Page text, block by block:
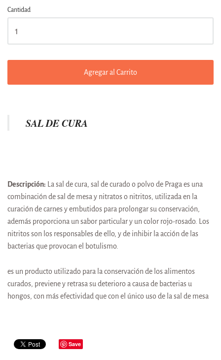
Cantidad
Agregar al Carrito
SAL DE CURA
Descripción: La sal de cura, sal de curado o polvo de Praga es una
combinación de sal de mesa y nitratos o nitritos, utilizada en la
curación de carnes y embutidos para prolongar su conservación,
además proporciona un sabor particular y un color rojo-rosado. Los
nitritos son los responsables de ello, y de inhibir la acción de las
bacterias que provocan el botulismo.
es un producto utilizado para la conservación de los alimentos
curados, previene y retrasa su deterioro a causa de bacterias u
hongos, con más efectividad que con el único uso de la sal de mesa
Save